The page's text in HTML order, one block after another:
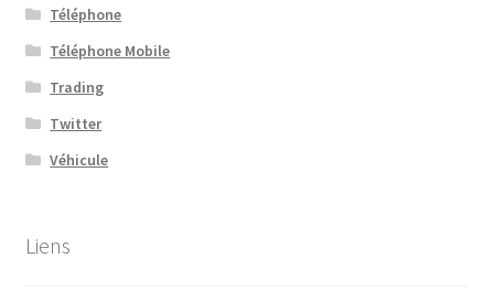
Téléphone
Téléphone Mobile
Trading
Twitter
Véhicule
Liens